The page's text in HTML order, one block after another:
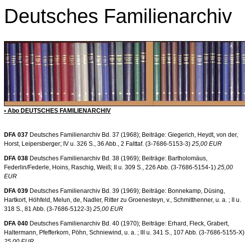
Deutsches Familienarchiv
• Abo DEUTSCHES FAMILIENARCHIV
DFA 037 Deutsches Familienarchiv Bd. 37 (1968); Beiträge: Giegerich, Heydt, von der,
Horst, Leipersberger; IV u. 326 S., 36 Abb., 2 Falttaf. (3-7686-5153-3) 25,00 EUR
DFA 038 Deutsches Familienarchiv Bd. 38 (1969); Beiträge: Bartholomäus,
Federlin/Federle, Hoins, Raschig, Weiß; II u. 309 S., 226 Abb. (3-7686-5154-1) 25,00
EUR
DFA 039 Deutsches Familienarchiv Bd. 39 (1969); Beiträge: Bonnekamp, Düsing,
Hartkort, Höhfeld, Melun, de, Nadler, Ritter zu Groenesteyn, v., Schmitthenner, u. a. ; II u.
318 S., 81 Abb. (3-7686-5122-3) 25,00 EUR
DFA 040 Deutsches Familienarchiv Bd. 40 (1970); Beiträge: Erhard, Fleck, Grabert,
Haltermann, Pfefferkorn, Pöhn, Schniewind, u. a. ; III u. 341 S., 107 Abb. (3-7686-5155-X)